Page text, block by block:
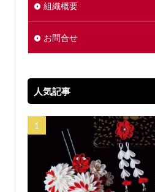
組織概要
お問合せ
人気記事